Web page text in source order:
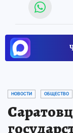
НОВОСТИ ОБЩЕСТВО